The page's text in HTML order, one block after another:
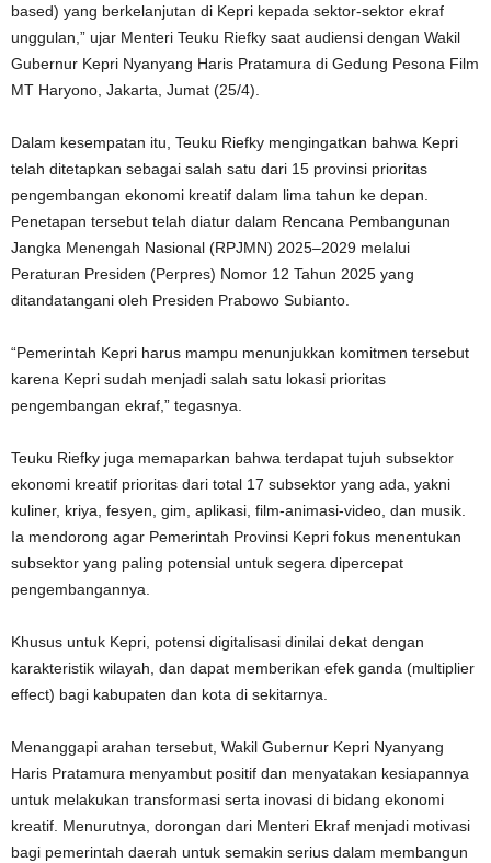
based) yang berkelanjutan di Kepri kepada sektor-sektor ekraf
unggulan,” ujar Menteri Teuku Riefky saat audiensi dengan Wakil
Gubernur Kepri Nyanyang Haris Pratamura di Gedung Pesona Film
MT Haryono, Jakarta, Jumat (25/4).
Dalam kesempatan itu, Teuku Riefky mengingatkan bahwa Kepri
telah ditetapkan sebagai salah satu dari 15 provinsi prioritas
pengembangan ekonomi kreatif dalam lima tahun ke depan.
Penetapan tersebut telah diatur dalam Rencana Pembangunan
Jangka Menengah Nasional (RPJMN) 2025–2029 melalui
Peraturan Presiden (Perpres) Nomor 12 Tahun 2025 yang
ditandatangani oleh Presiden Prabowo Subianto.
“Pemerintah Kepri harus mampu menunjukkan komitmen tersebut
karena Kepri sudah menjadi salah satu lokasi prioritas
pengembangan ekraf,” tegasnya.
Teuku Riefky juga memaparkan bahwa terdapat tujuh subsektor
ekonomi kreatif prioritas dari total 17 subsektor yang ada, yakni
kuliner, kriya, fesyen, gim, aplikasi, film-animasi-video, dan musik.
Ia mendorong agar Pemerintah Provinsi Kepri fokus menentukan
subsektor yang paling potensial untuk segera dipercepat
pengembangannya.
Khusus untuk Kepri, potensi digitalisasi dinilai dekat dengan
karakteristik wilayah, dan dapat memberikan efek ganda (multiplier
effect) bagi kabupaten dan kota di sekitarnya.
Menanggapi arahan tersebut, Wakil Gubernur Kepri Nyanyang
Haris Pratamura menyambut positif dan menyatakan kesiapannya
untuk melakukan transformasi serta inovasi di bidang ekonomi
kreatif. Menurutnya, dorongan dari Menteri Ekraf menjadi motivasi
bagi pemerintah daerah untuk semakin serius dalam membangun